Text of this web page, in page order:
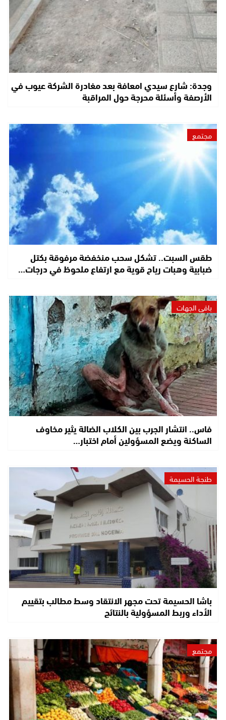
وجدة: شارع سيدي امعافة بعد مغادرة الشركة عيوب في
الأرصفة وأسئلة محرجة حول المراقبة
مجتمع
طقس السبت.. تشكل سحب منخفضة مرفوقة بكتل
ضبابية وهبات رياح قوية مع ارتفاع ملحوظ في درجات…
باقي الجهات
فاس.. انتشار الجرب بين الكلاب الضالة يثير مخاوف
الساكنة ويضع المسؤولين أمام اختبار…
طنجة الحسيمة
باشا الحسيمة تحت مجهر الانتقاد وسط مطالب بتقييم
الأداء وربط المسؤولية بالنتائج
مجتمع